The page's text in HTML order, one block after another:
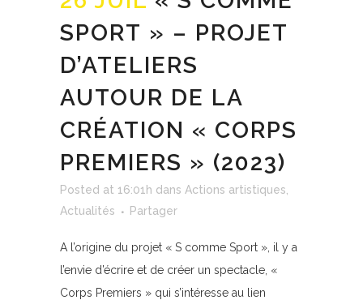
SPORT » – PROJET
D’ATELIERS
AUTOUR DE LA
CRÉATION « CORPS
PREMIERS » (2023)
Posted at 16:01h dans Actions artistiques
Actualités
Partager
A l’origine du projet « S comme Sport », il y a
l’envie d’écrire et de créer un spectacle, «
Corps Premiers » qui s’intéresse au lien